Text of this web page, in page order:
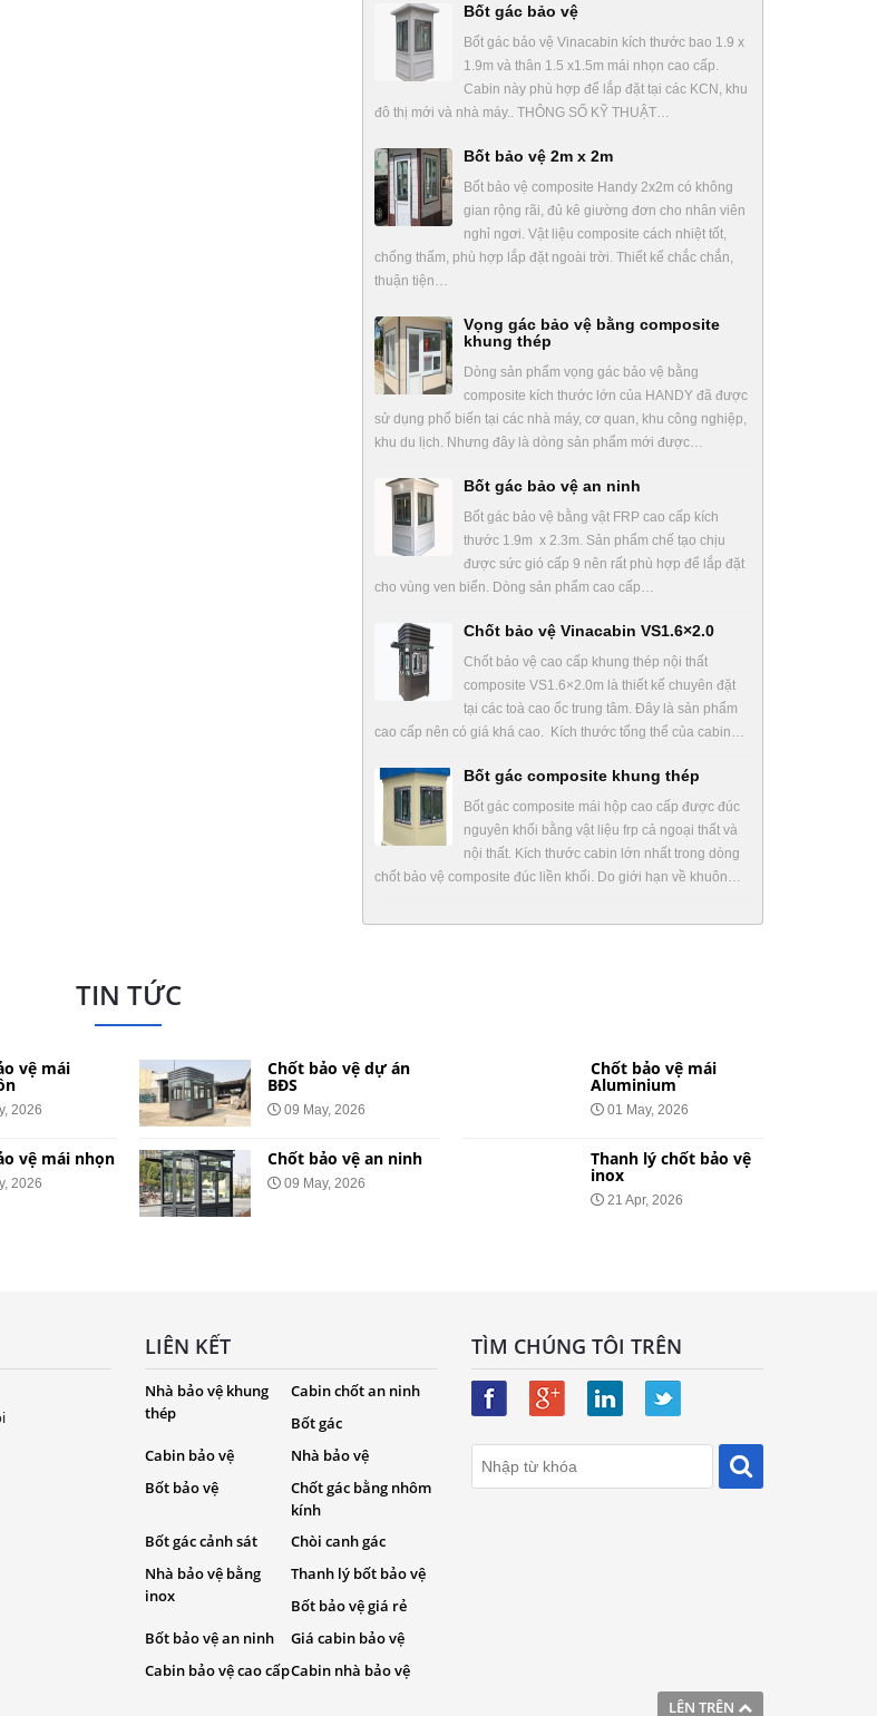
Bốt gác bảo vệ
Bốt gác bảo vệ Vinacabin kích thước bao 1.9 x
1.9m và thân 1.5 x1.5m mái nhọn cao cấp.
Cabin này phù hợp để lắp đặt tại các KCN, khu
đô thị mới và nhà máy.. THÔNG SỐ KỸ THUẬT…
Bốt bảo vệ 2m x 2m
Bốt bảo vệ composite Handy 2x2m có không
gian rộng rãi, đủ kê giường đơn cho nhân viên
nghỉ ngơi. Vật liệu composite cách nhiệt tốt,
chống thấm, phù hợp lắp đặt ngoài trời. Thiết kế chắc chắn,
thuận tiện…
Vọng gác bảo vệ bằng composite
khung thép
Dòng sản phẩm vọng gác bảo vệ bằng
composite kích thước lớn của HANDY đã được
sử dụng phổ biến tại các nhà máy, cơ quan, khu công nghiệp,
khu du lịch. Nhưng đây là dòng sản phẩm mới được…
Bốt gác bảo vệ an ninh
Bốt gác bảo vệ bằng vật FRP cao cấp kích
thước 1.9m x 2.3m. Sản phẩm chế tạo chịu
được sức gió cấp 9 nên rất phù hợp để lắp đặt
cho vùng ven biển. Dòng sản phẩm cao cấp…
Chốt bảo vệ Vinacabin VS1.6×2.0
Chốt bảo vệ cao cấp khung thép nội thất
composite VS1.6×2.0m là thiết kế chuyên đặt
tại các toà cao ốc trung tâm. Đây là sản phẩm
cao cấp nên có giá khá cao. Kích thước tổng thể của cabin…
Bốt gác composite khung thép
Bốt gác composite mái hộp cao cấp được đúc
nguyên khối bằng vật liệu frp cả ngoại thất và
nội thất. Kích thước cabin lớn nhất trong dòng
chốt bảo vệ composite đúc liền khối. Do giới hạn về khuôn…
TIN TỨC
vệ mái
2026
vệ mái nhọn
2026
Chốt bảo vệ dự án
BĐS
09 May, 2026
Chốt bảo vệ an ninh
09 May, 2026
Chốt bảo vệ mái
Aluminium
01 May, 2026
Thanh lý chốt bảo vệ
inox
21 Apr, 2026
LÊN TRÊN
LIÊN KẾT
Nhà bảo vệ khung
thép
Cabin chốt an ninh
Bốt gác
Cabin bảo vệ
Nhà bảo vệ
Bốt bảo vệ
Chốt gác bằng nhôm
kính
Bốt gác cảnh sát
Chòi canh gác
Nhà bảo vệ bằng
inox
Thanh lý bốt bảo vệ
Bốt bảo vệ giá rẻ
Bốt bảo vệ an ninh
Giá cabin bảo vệ
Cabin bảo vệ cao cấpCabin nhà bảo vệ
TÌM CHÚNG TÔI TRÊN